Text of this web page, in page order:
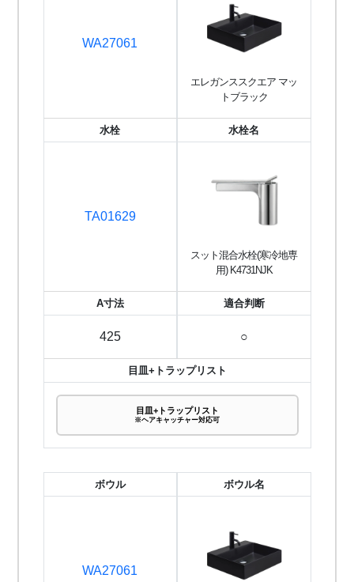
WA27061
エレガンススクエア マッ
トブラック
水栓
TA01629
水栓名
スット混合水栓(寒冷地専
用) K4731NJK
A寸法
425
適合判断
○
目皿+トラップリスト
目皿+トラップリスト
※ヘアキャッチャー対応可
ボウル
WA27061
ボウル名